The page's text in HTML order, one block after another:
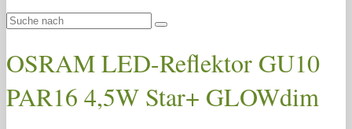
OSRAM LED-Reflektor GU10
PAR16 4,5W Star+ GLOWdim